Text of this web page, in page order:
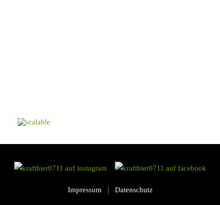
Impressum | Datenschutz